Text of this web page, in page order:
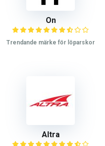
On
Trendande märke för löparskor
Altra